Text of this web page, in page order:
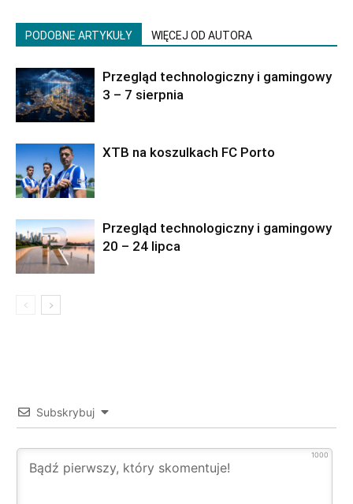
PODOBNE ARTYKUŁY WIĘCEJ OD AUTORA
Przegląd technologiczny i gamingowy
3 – 7 sierpnia
XTB na koszulkach FC Porto
Przegląd technologiczny i gamingowy
20 – 24 lipca
Subskrybuj
1000